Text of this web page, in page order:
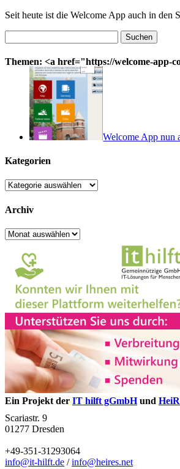
Seit heute ist die Welcome App auch in den
nach:
Themen: <a href="https://welcome-app-
Welcome App nun
Kategorien
Kategorien
Archiv
Archiv
Ein Projekt der IT hilft gGmbHund
Scariastr. 9
01277 Dresden
+49-351-31293064
info@it-hilft.de /info@heires.net